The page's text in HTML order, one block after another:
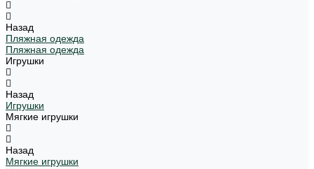
Назад
Пляжная одежда
Пляжная одежда
Игрушки
Назад
Игрушки
Мягкие игрушки
Назад
Мягкие игрушки